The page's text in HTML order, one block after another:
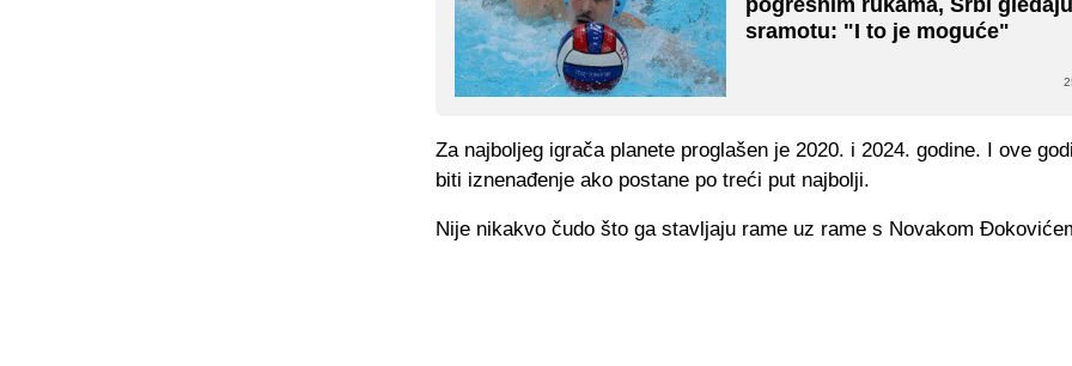
sramotu: "I to je moguće"
Za najboljeg igrača planete proglašen je 2020. i 2024. godine. I ove
biti iznenađenje ako postane po treći put najbolji.
Nije nikakvo čudo što ga stavljaju rame uz rame s Novakom